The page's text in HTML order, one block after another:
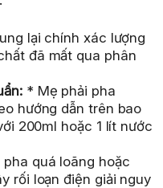
lại chính xác lượng
đã mất qua phân
* Mẹ phải pha
hướng dẫn trên bao
200ml hoặc 1 lít nước
quá loãng hoặc
rối loạn điện giải nguy